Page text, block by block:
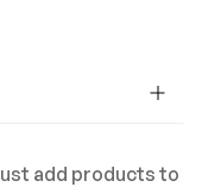
add products to